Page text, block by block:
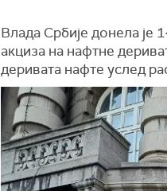
Влада Србије донела је
акциза на нафтне
деривата нафте услед